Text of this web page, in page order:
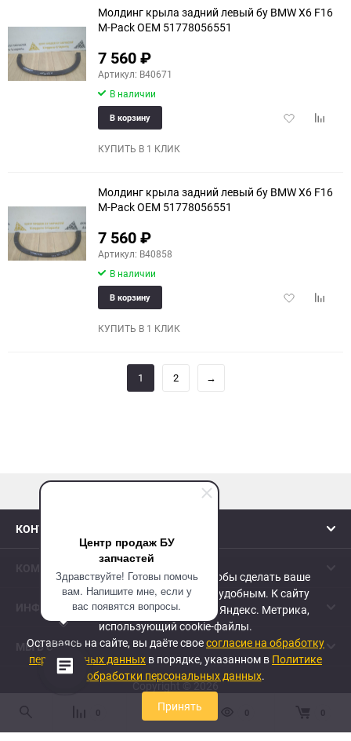
Центр продаж БУ
запчастей
Здравствуйте! Готовы помочь
вам. Напишите мне, если у
вас появятся вопросы.
Молдинг крыла задний левый бу BMW X6 F16
M-Pack OEM 51778056551
7 560₽
Артикул: B40671
В наличии
Добавить
В корзину
КУПИТЬ В 1 КЛИК
Молдинг крыла задний левый бу BMW X6 F16
M-Pack OEM 51778056551
7 560₽
Артикул: B40858
В наличии
Добавить
В корзину
КУПИТЬ В 1 КЛИК
1 2 →
КОНТАКТЫ
ИНФОРМАЦИЯ
МЫ В СЕТИ
Copyright © 2026
0 0 0 0
Сайт использует cookie-файлы, чтобы сделать ваше
пребывание на нем максимально удобным. К cайту
подключен сервис веб-аналитики Яндекс. Метрика,
использующий cookie-файлы.
Оставаясь на сайте, вы даёте своесогласие на обработку
персональных данных в порядке, указанном в Политике
обработки персональных данных.
Принять